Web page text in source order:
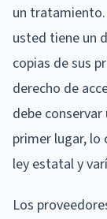
un tratamiento.
usted tiene un
copias de sus
derecho de
debe
primer lugar, lo
ley estatal y
Los